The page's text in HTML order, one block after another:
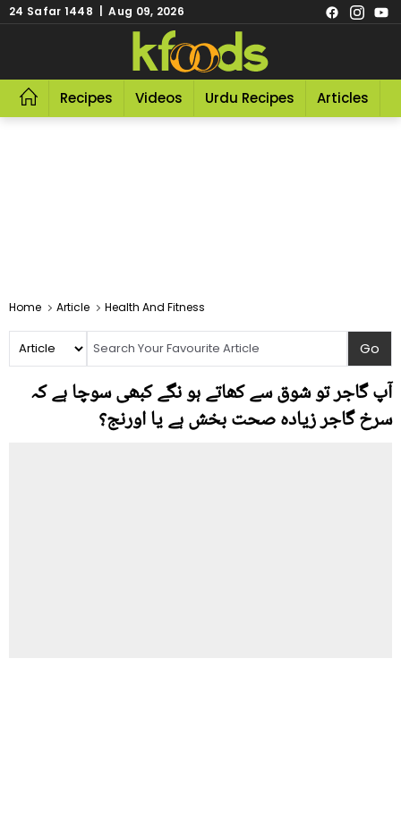
24 Safar 1448 | Aug 09, 2026
Recipes Videos Urdu Recipes Articles
Home Article Health And Fitness
آپ گاجر تو شوق سے کھاتے ہو نگے کبھی سوچا ہے کہ
سرخ گاجر زیادہ صحت بخش ہے یا اورنج؟